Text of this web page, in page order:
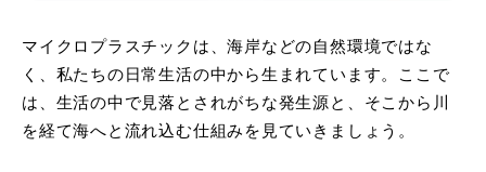
マイクロプラスチックは、海岸などの自然環境ではな
く、私たちの日常生活の中から生まれています。ここで
は、生活の中で見落とされがちな発生源と、そこから川
を経て海へと流れ込む仕組みを見ていきましょう。